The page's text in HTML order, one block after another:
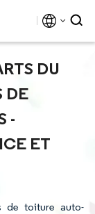
DU
DE
-
ET
de toiture auto-